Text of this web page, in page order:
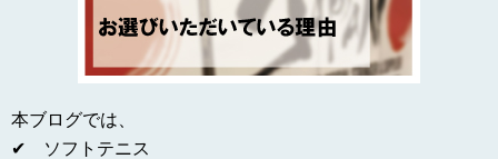
本ブログでは、
✔ ソフトテニス